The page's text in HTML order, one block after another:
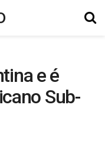
e é
Sub-